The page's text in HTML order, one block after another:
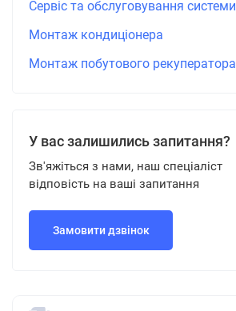
Сервіс та обслуговування системи
Монтаж кондиціонера
Монтаж побутового рекуператора
У вас залишились запитання?
Зв'яжіться з нами, наш спеціаліст
відповість на ваші запитання
Замовити дзвінок